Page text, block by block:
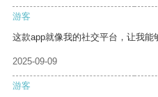
游客
这款app就像我的社交平台，让我能
2025-09-09
游客